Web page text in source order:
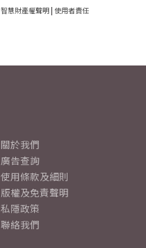
智慧財產權聲明 | 使用者責任
關於我們
廣告查詢
使用條款及細則
版權及免責聲明
私隱政策
聯絡我們